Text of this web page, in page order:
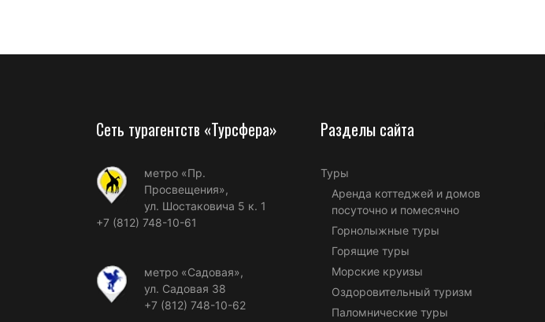
Сеть турагентств «Турсфера»
метро «Пр.
Просвещения»,
ул. Шостаковича 5 к. 1
+7 (812) 748-10-61
метро «Садовая»,
ул. Садовая 38
+7 (812) 748-10-62
Разделы сайта
Туры
Аренда коттеджей и домов
посуточно и помесячно
Горнолыжные туры
Горящие туры
Морские круизы
Оздоровительный туризм
Паломнические туры